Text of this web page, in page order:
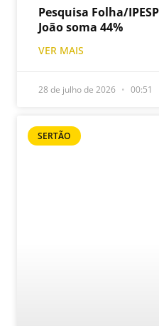
Pesquisa Folha/
João soma 44%
VER MAIS
28 de julho de 2026 00:51
SERTÃO